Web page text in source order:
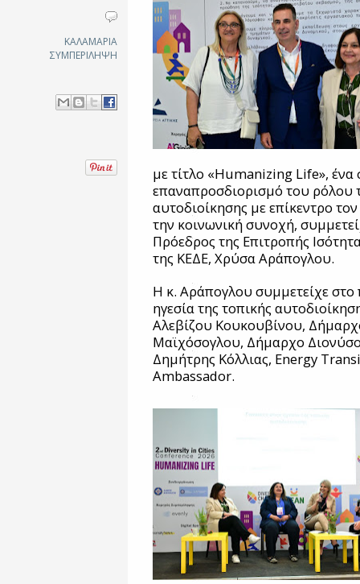
ΚΑΛΑΜΑΡΙΑ
ΣΥΜΠΕΡΙΛΗΨΗ
με τίτλο «Humanizing Life»,
επαναπροσδιορισμό του ρόλου
αυτοδιοίκησης με επίκεντρο
την κοινωνική συνοχή,
Πρόεδρος της Επιτροπής
της ΚΕΔΕ, Χρύσα Αράπογλου.
Η κ. Αράπογλου συμμετείχε στο
ηγεσία της τοπικής
Αλεβίζου Κουκουβίνου,
Μαϊχόσογλου, Δήμαρχο
Δημήτρης Κόλλιας, Energy
Ambassador.